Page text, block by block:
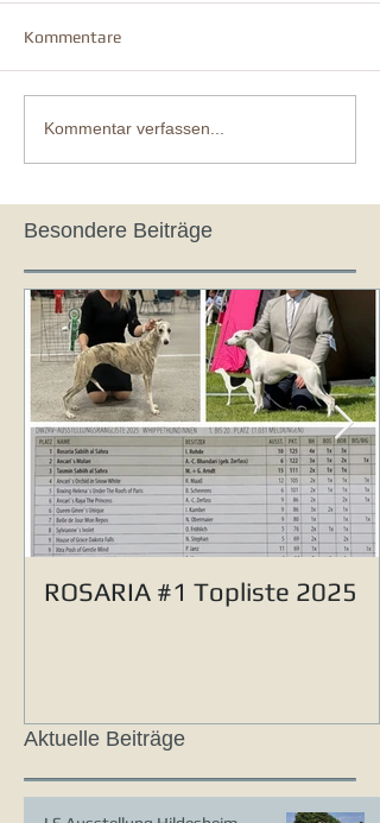
Kommentare
Kommentar verfassen...
Besondere Beiträge
ROSARIA #1 Topliste 2025
Aktuelle Beiträge